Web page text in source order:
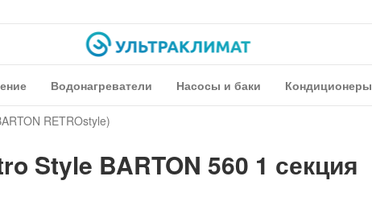
Водонагреватели Насосы и баки Кондиционеры
RETROstyle)
Style BARTON 560 1 секция